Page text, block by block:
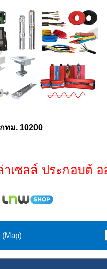
ทม. 10200
ประกอบตู้ ออกแ